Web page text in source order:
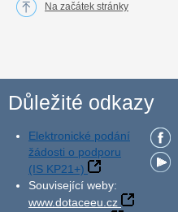
Na začátek stránky
Důležité odkazy
Elektronické podání
žádosti o podporu
(IS KP21+)
Související weby:
www.dotaceeu.cz